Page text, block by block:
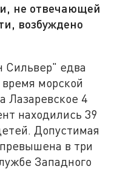
не отвечающей
возбуждено
Сильвер" едва
морской
Лазаревское 4
находились 39
Допустимая
в три
Западного